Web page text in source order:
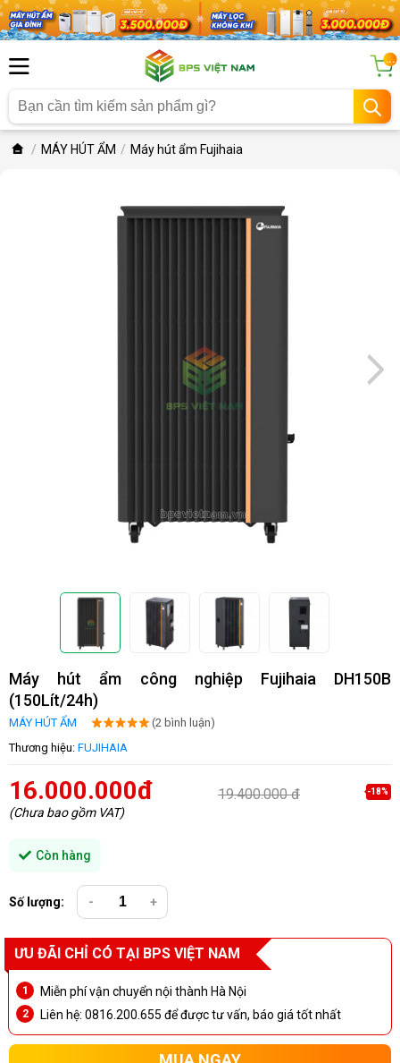
...
MÁY HÚT ẨM Máy hút ẩm Fujihaia
Máy hút ẩm công nghiệp Fujihaia DH150B
(150Lít/24h)
MÁY HÚT ẨM
(2 bình luận)
Thương hiệu: FUJIHAIA
16.000.000đ 19.400.000 đ -18%
(Chưa bao gồm VAT)
Còn hàng
Số lượng: - +
ƯU ĐÃI CHỈ CÓ TẠI BPS VIỆT NAM
Miễn phí vận chuyển nội thành Hà Nội
Liên hệ: 0816.200.655 để được tư vấn, báo giá tốt nhất